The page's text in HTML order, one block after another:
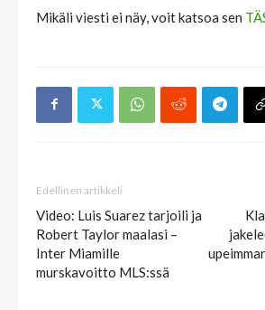
Mikäli viesti ei näy, voit katsoa sen
Edellinen artikkeli
Video: Luis Suarez tarjoili ja
Robert Taylor maalasi –
Inter Miamille
murskavoitto MLS:ssä